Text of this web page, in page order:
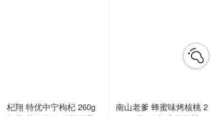
杞翔 特优中宁枸杞 260g
南山老爹 蜂蜜味烤核桃 2